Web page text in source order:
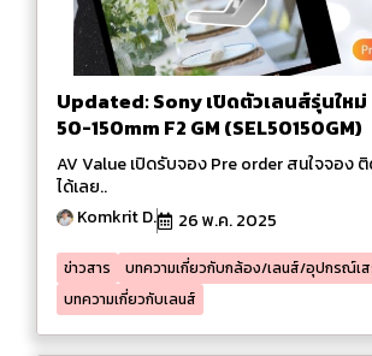
Updated: Sony เปิดตัวเลนส์รุ่นใหม่
50-150mm F2 GM (SEL50150GM)
AV Value เปิดรับจอง Pre order สนใจจอง
ได้เลย..
Komkrit D.
26 พ.ค. 2025
ข่าวสาร
บทความเกี่ยวกับกล้อง/เลนส์/อุปกรณ์เ
บทความเกี่ยวกับเลนส์